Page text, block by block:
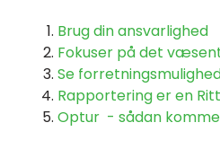
Brug din ansvarlighed
Fokuser på det
Se
Rapportering er en
Optur - sådan